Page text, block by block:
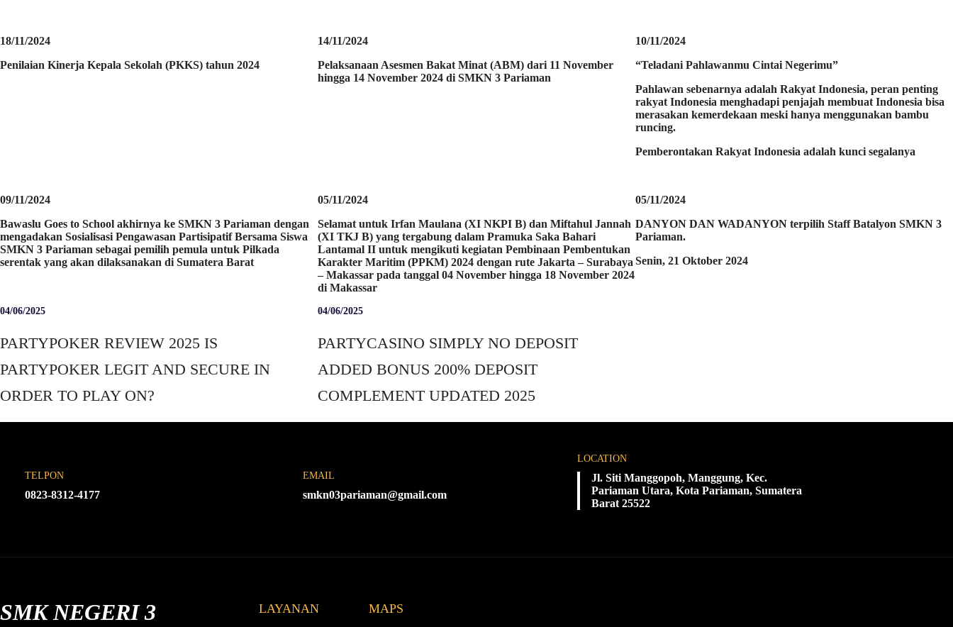
18/11/2024
Penilaian Kinerja Kepala Sekolah (PKKS) tahun 2024
14/11/2024
Pelaksanaan Asesmen Bakat Minat (ABM) dari 11 November
hingga 14 November 2024 di SMKN 3 Pariaman
10/11/2024
“Teladani Pahlawanmu Cintai Negerimu”
Pahlawan sebenarnya adalah Rakyat Indonesia, peran penting
rakyat Indonesia menghadapi penjajah membuat Indonesia bisa
merasakan kemerdekaan meski hanya menggunakan bambu
runcing.
Pemberontakan Rakyat Indonesia adalah kunci segalanya
09/11/2024
Bawaslu Goes to School akhirnya ke SMKN 3 Pariaman dengan
mengadakan Sosialisasi Pengawasan Partisipatif Bersama Siswa
SMKN 3 Pariaman sebagai pemilih pemula untuk Pilkada
serentak yang akan dilaksanakan di Sumatera Barat
05/11/2024
Selamat untuk Irfan Maulana (XI NKPI B) dan Miftahul Jannah
(XI TKJ B) yang tergabung dalam Pramuka Saka Bahari
Lantamal II untuk mengikuti kegiatan Pembinaan Pembentukan
Karakter Maritim (PPKM) 2024 dengan rute Jakarta – Surabaya
– Makassar pada tanggal 04 November hingga 18 November 2024
di Makassar
05/11/2024
DANYON DAN WADANYON terpilih Staff Batalyon SMKN 3
Pariaman.
Senin, 21 Oktober 2024
04/06/2025
PARTYPOKER REVIEW 2025 IS
PARTYPOKER LEGIT AND SECURE IN
ORDER TO PLAY ON?
04/06/2025
PARTYCASINO SIMPLY NO DEPOSIT
ADDED BONUS 200% DEPOSIT
COMPLEMENT UPDATED 2025
TELPON
0823-8312-4177
EMAIL
smkn03pariaman@gmail.com
LOCATION
Jl. Siti Manggopoh, Manggung, Kec.
Pariaman Utara, Kota Pariaman, Sumatera
Barat 25522
SMK NEGERI 3
LAYANAN MAPS